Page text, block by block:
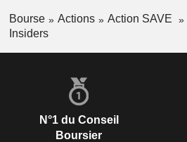
Bourse Actions Action SAVE
Insiders
N°1 du Conseil
Boursier